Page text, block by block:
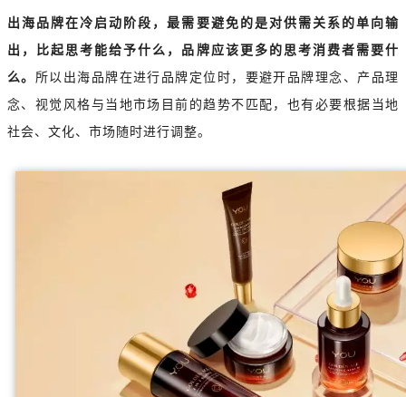
出海品牌在冷启动阶段，最需要避免的是对供需关系的单向输
出，比起思考能给予什么，品牌应该更多的思考消费者需要什
么。 所以出海品牌在进行品牌定位时，要避开品牌理念、产品理
念、视觉风格与当地市场目前的趋势不匹配，也有必要根据当地
社会、文化、市场随时进行调整。